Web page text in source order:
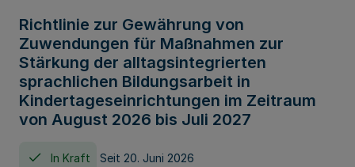
Richtlinie zur Gewährung von
Zuwendungen für Maßnahmen zur
Stärkung der alltagsintegrierten
sprachlichen Bildungsarbeit in
Kindertageseinrichtungen im Zeitraum
von August 2026 bis Juli 2027
In Kraft Seit 20. Juni 2026